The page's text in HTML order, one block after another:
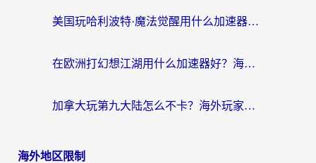
美国玩哈利波特·魔法觉醒用什么加速器？告别延迟的终极指南（含免费QQ炫舞方案+印尼妄想山海秘籍）
在欧洲打幻想江湖用什么加速器好？海外玩家国服游戏畅玩指南
加拿大玩第九大陆怎么不卡？海外玩家国服游戏加速全攻略（附足球世界萤火突击实测）
海外地区限制